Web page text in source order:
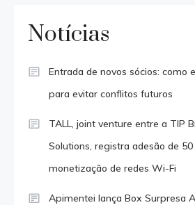
Notícias
Entrada de novos sócios: como
para evitar conflitos futuros
TALL, joint venture entre a TIP
Solutions, registra adesão de
monetização de redes Wi-Fi
Apimentei lança Box Surpresa